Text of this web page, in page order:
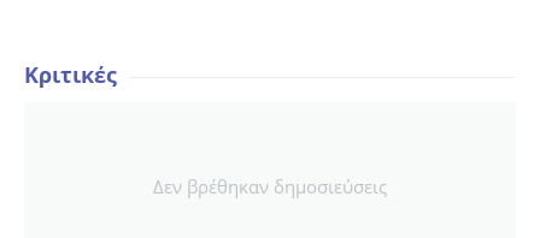
Κριτικές
Δεν βρέθηκαν δημοσιεύσεις